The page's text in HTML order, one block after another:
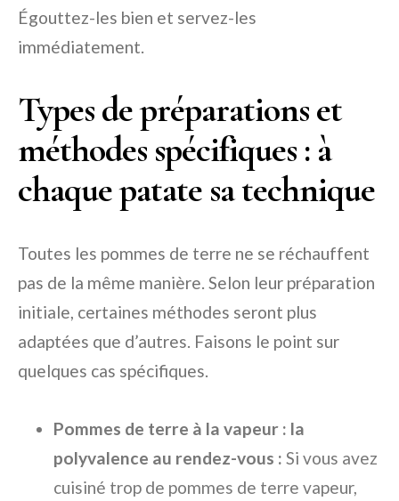
Égouttez-les bien et servez-les
immédiatement.
Types de préparations et
méthodes spécifiques : à
chaque patate sa technique
Toutes les pommes de terre ne se réchauffent
pas de la même manière. Selon leur préparation
initiale, certaines méthodes seront plus
adaptées que d’autres. Faisons le point sur
quelques cas spécifiques.
Pommes de terre à la vapeur : la
polyvalence au rendez-vous : Si vous avez
cuisiné trop de pommes de terre vapeur,